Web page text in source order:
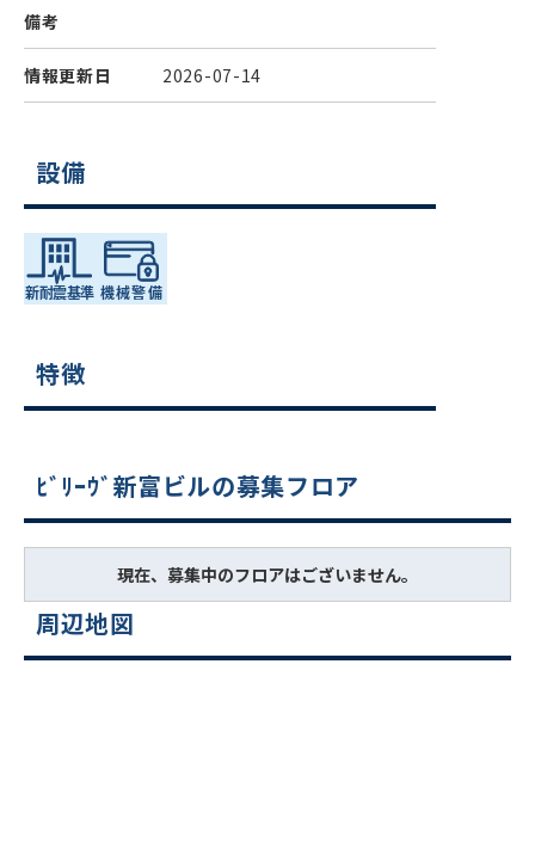
備考
情報更新日 2026-07-14
設備
特徴
ﾋﾞﾘｰｳﾞ新富ビルの募集フロア
現在、募集中のフロアはございません。
周辺地図